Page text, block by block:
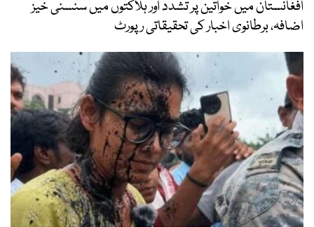
افغانستان میں خواتین پر تشدد اور ہلاکتوں میں سنسنی خیز
اضافہ، برطانوی اخبار کی تحقیقاتی رپورٹ